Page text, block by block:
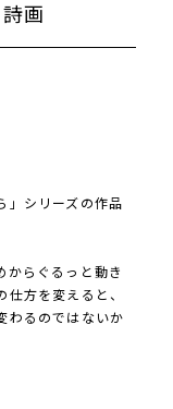
画
」シリーズの作品
からぐるっと動き
方を変えると、
わるのではないか